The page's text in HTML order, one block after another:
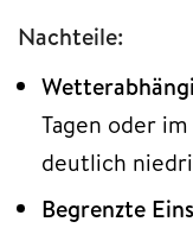
Nachteile:
Tagen oder
deutlich
Begrenzte